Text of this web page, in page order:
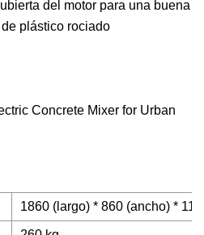
del motor para una buena
plástico rociado
1860 (largo) * 860 (ancho) *